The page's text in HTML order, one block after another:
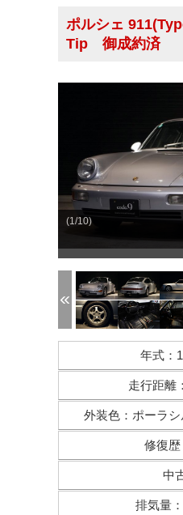
ポルシェ
Tip 御成約済
(1/10)
年式 ：
走行距離：
外装色 ： ポーラ
修復歴
中
排気量 ：